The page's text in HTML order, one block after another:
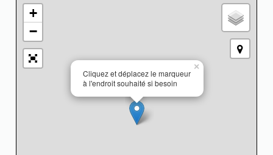
Cliquez et déplacez le marqueur
à l'endroit souhaité si besoin
×
+
−